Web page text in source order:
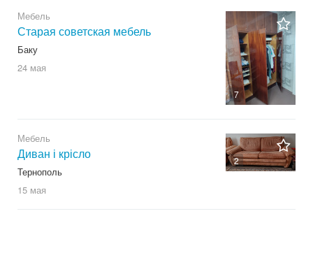
7
Мебель
Старая советская мебель
Баку
24 мая
2
Мебель
Диван і крісло
Тернополь
15 мая